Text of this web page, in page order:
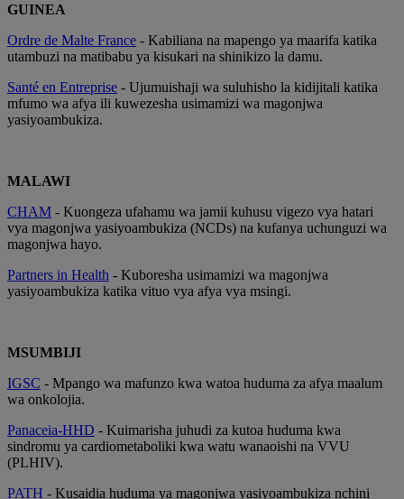
GUINEA
Ordre de Malte France - Kabiliana na mapengo ya maarifa katika
utambuzi na matibabu ya kisukari na shinikizo la damu.
Santé en Entreprise - Ujumuishaji wa suluhisho la kidijitali katika
mfumo wa afya ili kuwezesha usimamizi wa magonjwa
yasiyoambukiza.
MALAWI
CHAM - Kuongeza ufahamu wa jamii kuhusu vigezo vya hatari
vya magonjwa yasiyoambukiza (NCDs) na kufanya uchunguzi wa
magonjwa hayo.
Partners in Health - Kuboresha usimamizi wa magonjwa
yasiyoambukiza katika vituo vya afya vya msingi.
MSUMBIJI
IGSC - Mpango wa mafunzo kwa watoa huduma za afya maalum
wa onkolojia.
Panaceia-HHD - Kuimarisha juhudi za kutoa huduma kwa
sindromu ya cardiometaboliki kwa watu wanaoishi na VVU
(PLHIV).
PATH - Kusaidia huduma ya magonjwa yasiyoambukiza nchini